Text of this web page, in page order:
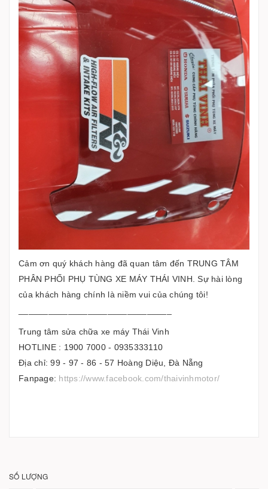
Cảm ơn quý khách hàng đã quan tâm đến TRUNG TÂM
PHÂN PHỐI PHỤ TÙNG XE MÁY THÁI VINH. Sự hài lòng
của khách hàng chính là niềm vui của chúng tôi!
Trung tâm sửa chữa xe máy Thái Vinh
HOTLINE : 1900 7000 - 0935333110
Địa chỉ: 99 - 97 - 86 - 57 Hoàng Diệu, Đà Nẵng
Fanpage: https://www.facebook.com/thaivinhmotor/
SỐ LƯỢNG